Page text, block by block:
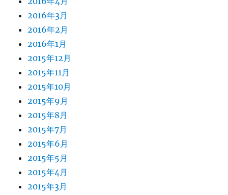
2016年3月
2016年2月
2016年1月
2015年12月
2015年11月
2015年10月
2015年9月
2015年8月
2015年7月
2015年6月
2015年5月
2015年4月
2015年3月